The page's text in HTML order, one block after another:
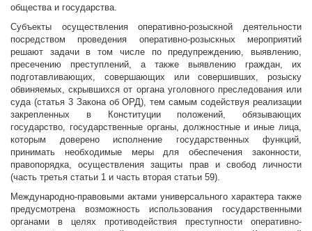
общества и государства.
Субъекты осуществления оперативно-розыскной деятельности
посредством проведения оперативно-розыскных мероприятий
решают задачи в том числе по предупреждению, выявлению,
пресечению преступлений, а также выявлению граждан, их
подготавливающих, совершающих или совершивших, розыску
обвиняемых, скрывшихся от органа уголовного преследования или
суда (статья 3 Закона об ОРД), тем самым содействуя реализации
закрепленных в Конституции положений, обязывающих
государство, государственные органы, должностные и иные лица,
которым доверено исполнение государственных функций,
принимать необходимые меры для обеспечения законности,
правопорядка, осуществления защиты прав и свобод личности
(часть третья статьи 1 и часть вторая статьи 59).
Международно-правовыми актами универсального характера также
предусмотрена возможность использования государственными
органами в целях противодействия преступности оперативно-